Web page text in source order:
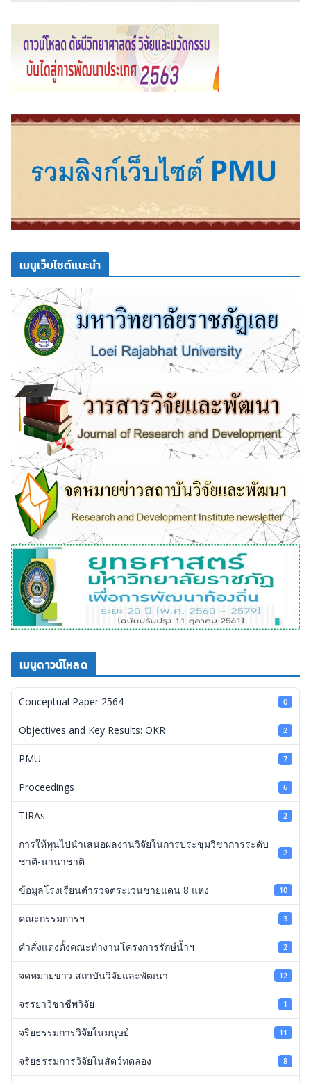
เมนูเว็บไซต์แนะนำ
เมนูดาวน์โหลด
Conceptual Paper 2564 0
Objectives and Key Results: OKR 2
PMU 7
Proceedings 6
TIRAs 2
การให้ทุนไปนำเสนอผลงานวิจัยในการประชุมวิชาการระดับ
ชาติ-นานาชาติ
2
ข้อมูลโรงเรียนตำรวจตระเวนชายแดน 8 แห่ง 10
คณะกรรมการฯ 3
คำสั่งแต่งตั้งคณะทำงานโครงการรักษ์น้ำฯ 2
จดหมายข่าว สถาบันวิจัยและพัฒนา 12
จรรยาวิชาชีพวิจัย 1
จริยธรรมการวิจัยในมนุษย์ 11
จริยธรรมการวิจัยในสัตว์ทดลอง 8